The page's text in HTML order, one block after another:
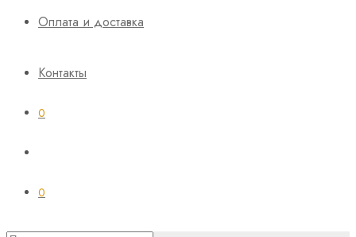
Оплата и доставка
Контакты
0
0